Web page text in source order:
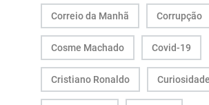
Correio da Manhã Corrupção
Cosme Machado Covid-19
Cristiano Ronaldo